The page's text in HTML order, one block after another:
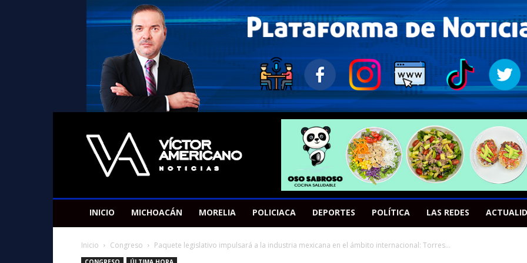
Americano
Victor
INICIO MICHOACÁN MORELIA POLICIACA DEPORTES POLÍTICA LAS REDES
Inicio Congreso Paquete legislativo impulsará a la industria mexicana en el ámbito internacional: Torres...